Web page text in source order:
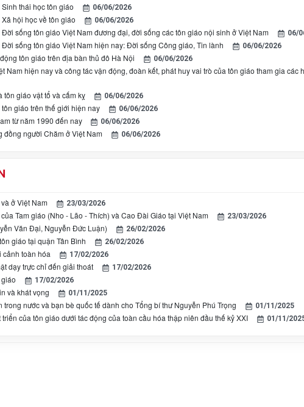
thái học tôn giáo 06/06/2026
hội học về tôn giáo 06/06/2026
sống tôn giáo Việt Nam đương đại, đời sống các tôn giáo nội sinh ở Việt Nam 06/
sống tôn giáo Việt Nam hiện nay: Đời sống Công giáo, Tin lành 06/06/2026
tôn giáo trên địa bàn thủ đô Hà Nội 06/06/2026
Nam hiện nay và công tác vận động, đoàn kết, phát huy vai trò của tôn giáo tham gia các
tôn giáo vật tổ và cấm kỵ 06/06/2026
giáo trên thế giới hiện nay 06/06/2026
từ năm 1990 đến nay 06/06/2026
đồng người Chăm ở Việt Nam 06/06/2026
ở Việt Nam 23/03/2026
Tam giáo (Nho - Lão - Thích) và Cao Đài Giáo tại Việt Nam 23/03/2026
Văn Đại, Nguyễn Đức Luận) 26/02/2026
giáo tại quận Tân Bình 26/02/2026
cảnh toàn hóa 17/02/2026
dạy trực chỉ đến giải thoát 17/02/2026
17/02/2026
và khát vọng 01/11/2025
trong nước và bạn bè quốc tế dành cho Tổng bí thư Nguyễn Phú Trọng 01/11/2025
của tôn giáo dưới tác động của toàn cầu hóa thập niên đầu thế kỷ XXI 01/11/